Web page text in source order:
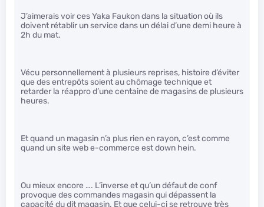
J’aimerais voir ces Yaka Faukon dans la situation où ils
doivent rétablir un service dans un délai d’une demi heure à
2h du mat.
Vécu personnellement à plusieurs reprises, histoire d’éviter
que des entrepôts soient au chômage technique et
retarder la réappro d’une centaine de magasins de plusieurs
heures.
Et quand un magasin n’a plus rien en rayon, c’est comme
quand un site web e-commerce est down hein.
Ou mieux encore …. L’inverse et qu’un défaut de conf
provoque des commandes magasin qui dépassent la
capacité du dit magasin. Et que celui-ci se retrouve très